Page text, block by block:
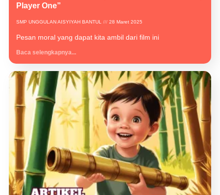
Player One”
SMP UNGGULAN AISYIYAH BANTUL 28 Maret 2025
Pesan moral yang dapat kita ambil dari film ini
Baca selengkapnya...